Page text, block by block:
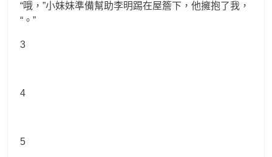
“哦，”小妹妹準備幫助李明踢在屋簷下，他擁抱了我，
“。”
3
4
5